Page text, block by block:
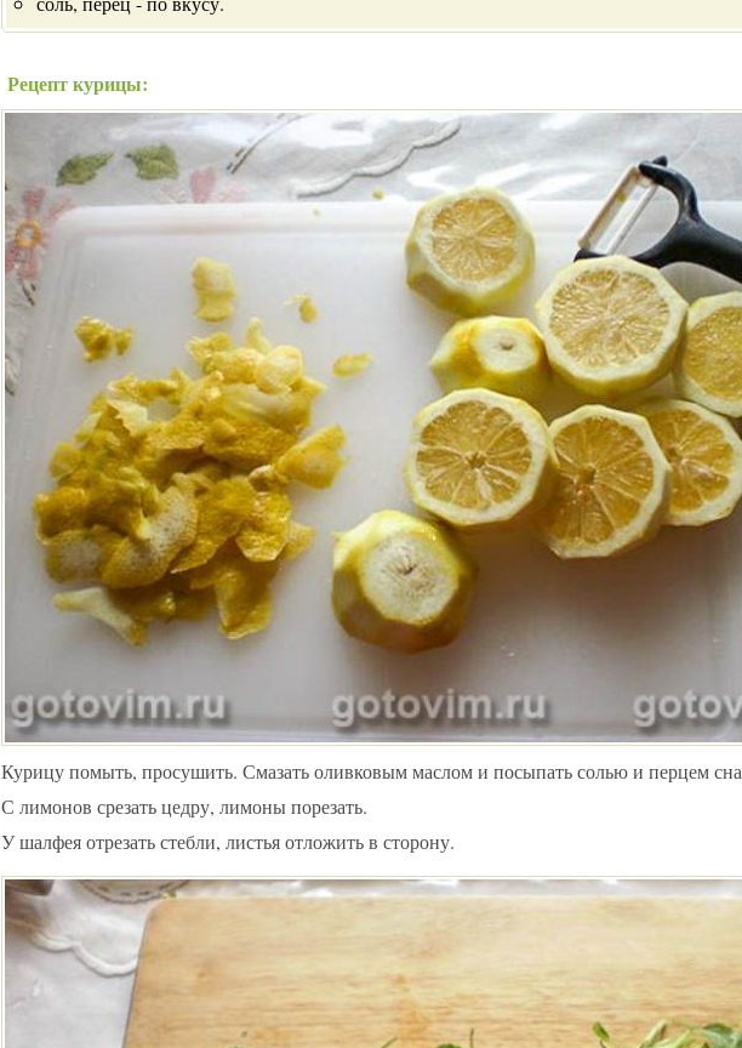
Рецепт курицы:
Курицу помыть, просушить. Смазать оливковым маслом и посыпать солью и перцем
С лимонов срезать цедру, лимоны порезать.
У шалфея отрезать стебли, листья отложить в сторону.